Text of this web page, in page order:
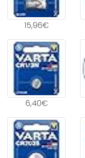
15,96€
6,40€